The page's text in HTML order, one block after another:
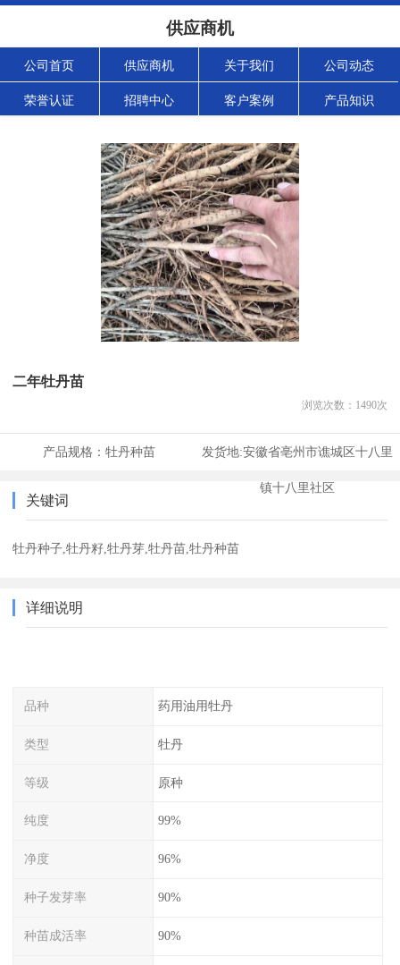
供应商机
公司首页 供应商机 关于我们 公司动态
荣誉认证 招聘中心 客户案例 产品知识
二年牡丹苗
浏览次数： 1490次
产品规格： 牡丹种苗 发货地:安徽省亳州市谯城区十八里
镇十八里社区
关键词
牡丹种子,牡丹籽,牡丹芽,牡丹苗,牡丹种苗
详细说明
品种 药用油用牡丹
类型 牡丹
等级 原种
纯度 99%
净度 96%
种子发芽率 90%
种苗成活率 90%